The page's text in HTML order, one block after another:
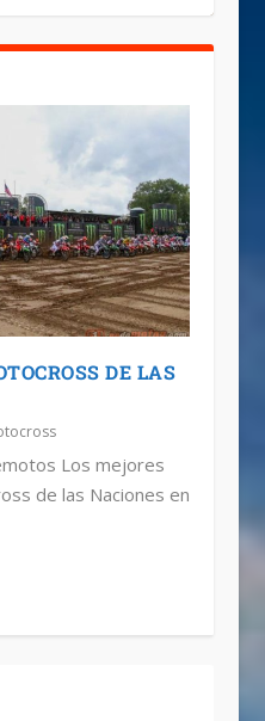
DE LAS
Los mejores
de las Naciones en